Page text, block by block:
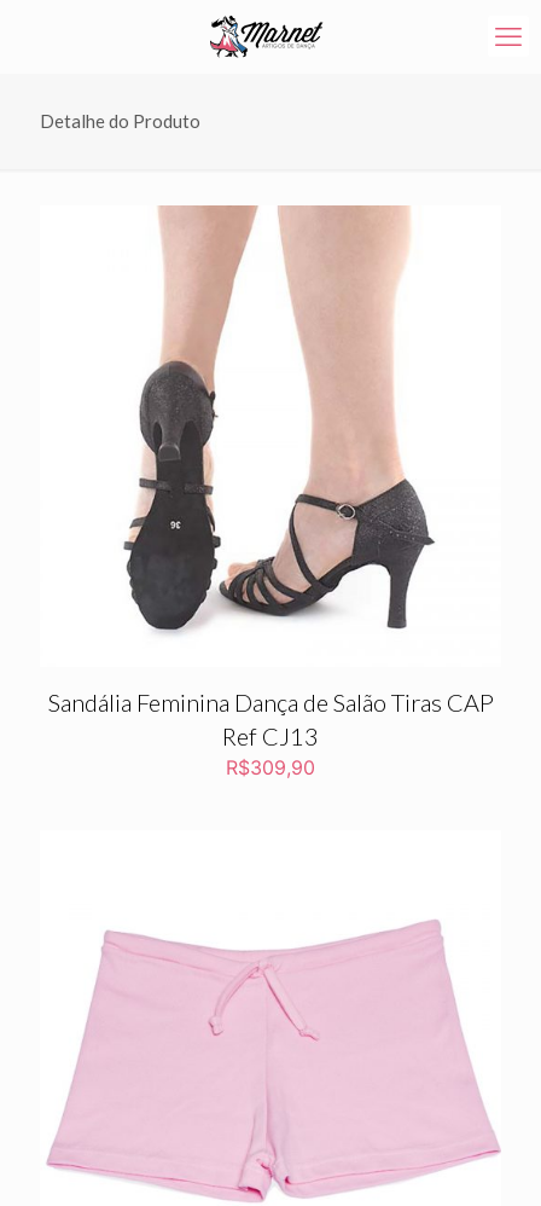
Detalhe do Produto
Sandália Feminina Dança de Salão Tiras CAP
Ref CJ13
R$309,90